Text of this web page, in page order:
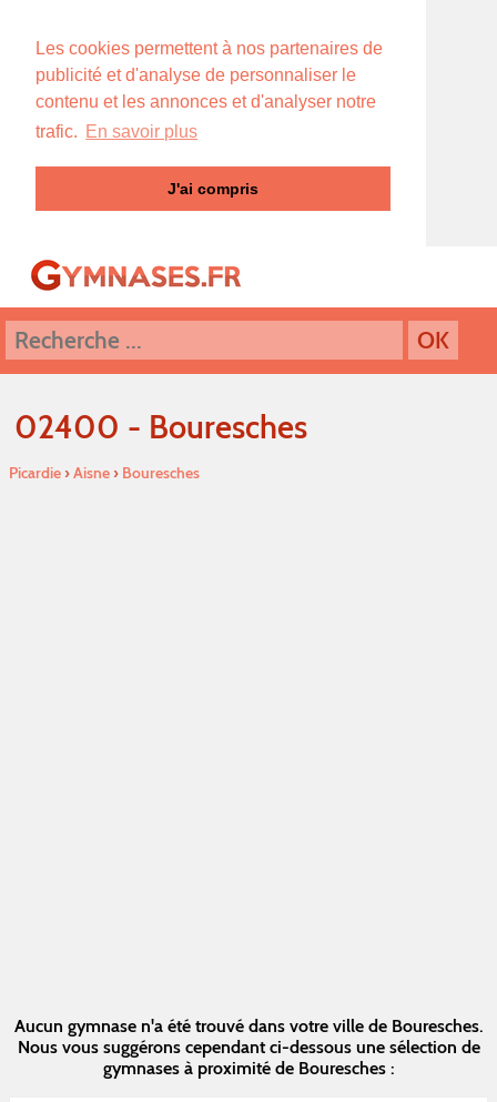
Les cookies permettent à nos partenaires de
publicité et d'analyse de personnaliser le
contenu et les annonces et d'analyser notre
trafic. En savoir plus
J'ai compris
02400 - Bouresches
Picardie›Aisne› Bouresches
Aucun gymnase n'a été trouvé dans votre ville de Bouresches.
Nous vous suggérons cependant ci-dessous une sélection de
gymnases à proximité de Bouresches :